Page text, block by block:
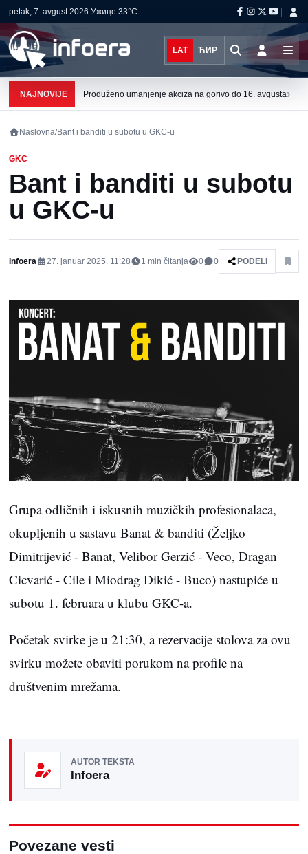
petak, 7. avgust 2026.Ужице 33°C
LAT ЋИР
NAJNOVIJE Produženo umanjenje akciza na gorivo do 16. avgusta›
Naslovna/Bant i banditi u subotu u GKC-u
GKC
Bant i banditi u subotu
u GKC-u
Infoera 27. januar 2025. 11:28 1 min čitanja 0 0 PODELI
Grupa odličnih i iskusnih muzičkih profesionalaca,
okupljenih u sastavu Banat & banditi (Željko
Dimitrijević - Banat, Velibor Gerzić - Veco, Dragan
Cicvarić - Cile i Miodrag Dikić - Buco) nastupiće u
subotu 1. februara u klubu GKC-a.
Početak svirke je u 21:30, a rezervacije stolova za ovu
svirku možete obaviti porukom na profile na
društvenim mrežama.
AUTOR TEKSTA
Infoera
Povezane vesti